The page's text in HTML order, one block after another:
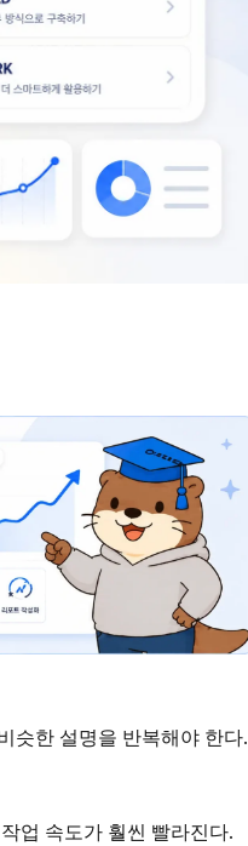
슷한 설명을 반복해야 한다.
업 속도가 훨씬 빨라진다.